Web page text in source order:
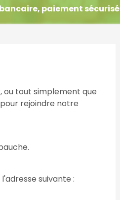
paiement sécurisé
ou tout simplement que
rejoindre notre
suivante :